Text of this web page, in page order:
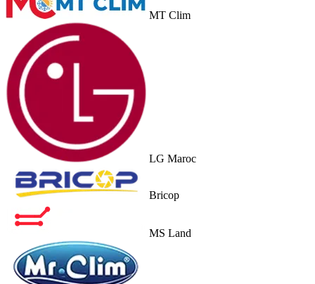
MT Clim
LG Maroc
Bricop
MS Land